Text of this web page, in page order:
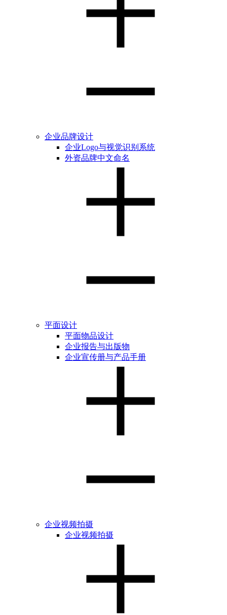
企业品牌设计
企业Logo与视觉识别系统
外资品牌中文命名
平面设计
平面物品设计
企业报告与出版物
企业宣传册与产品手册
企业视频拍摄
企业视频拍摄